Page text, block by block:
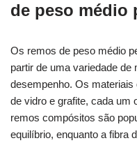
de peso médio
Os remos de peso médio
partir de uma variedade
desempenho. Os
de vidro e grafite, cada um
remos compósitos são
equilíbrio, enquanto a fibra